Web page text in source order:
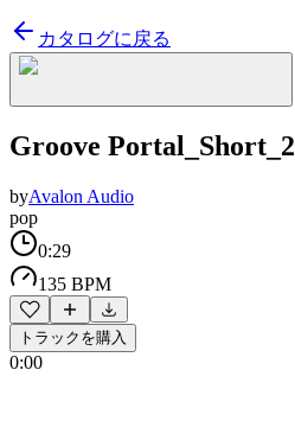
カタログに戻る
Groove Portal_Short_2
byAvalon Audio
pop
0:29
135 BPM
トラックを購入
0:00